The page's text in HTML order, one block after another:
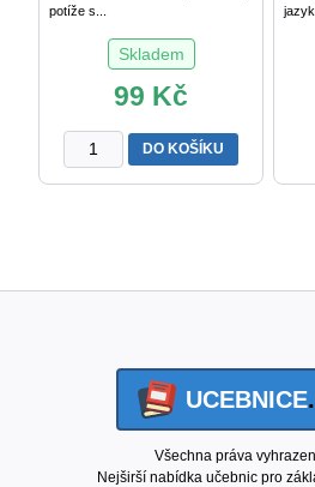
potíže s...
Skladem
99 Kč
Dysgrafie
pro
DO KOŠÍKU
UCEBNICE
Všechna práva
Nejširší nabídka učebnic pro